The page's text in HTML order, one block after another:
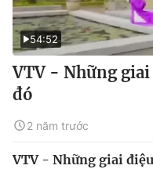
54:52
VTV - Những
đó
2 năm trước
VTV - Những giai